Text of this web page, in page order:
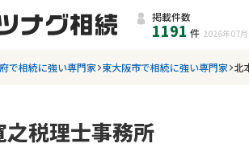
掲載件数
1191 件 2026年07月
で相続に強い専門家 東大阪市で相続に強い専門家 北
之税理士事務所